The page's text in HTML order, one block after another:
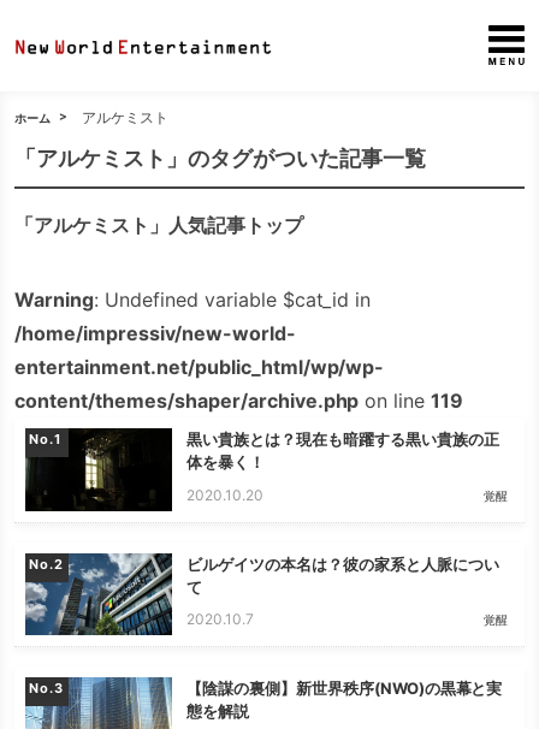
ホーム アルケミスト
「アルケミスト」のタグがついた記事一覧
「アルケミスト」人気記事トップ
Warning: Undefined variable $cat_id in
/home/impressiv/new-world-
entertainment.net/public_html/wp/wp-
content/themes/shaper/archive.php on line119
No.
黒い貴族とは？現在も暗躍する黒い貴族の正
体を暴く！
2020.10.20 覚醒
No.
ビルゲイツの本名は？彼の家系と人脈につい
て
2020.10.7 覚醒
No.
【陰謀の裏側】新世界秩序(NWO)の黒幕と実
態を解説